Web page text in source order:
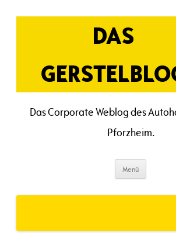
Inhalt
DAS
Das Corporate Weblog des
Pforzheim.
Menü